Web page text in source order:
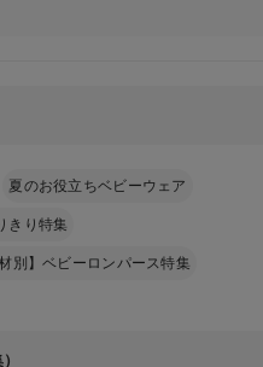
夏のお役立ちベビーウェア
きり特集
材別】ベビーロンパース特集